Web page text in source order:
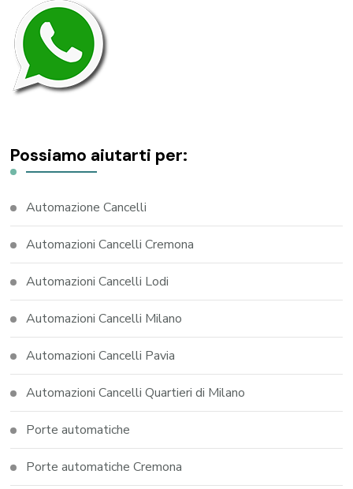
Possiamo aiutarti per:
Automazione Cancelli
Automazioni Cancelli Cremona
Automazioni Cancelli Lodi
Automazioni Cancelli Milano
Automazioni Cancelli Pavia
Automazioni Cancelli Quartieri di Milano
Porte automatiche
Porte automatiche Cremona